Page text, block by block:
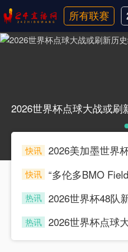
所有联赛
快讯
快讯
热讯
热讯 2026世界杯点球